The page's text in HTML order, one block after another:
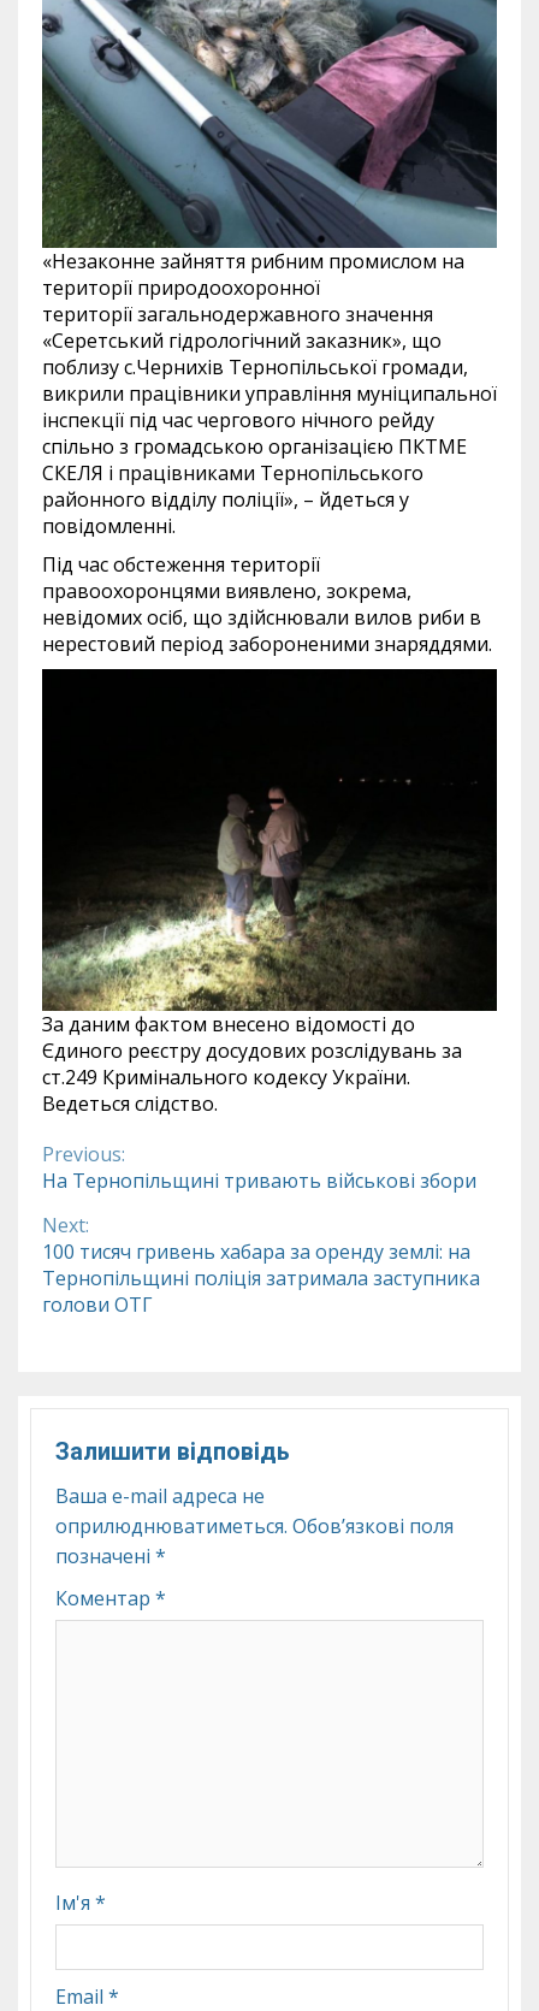
«Незаконне зайняття рибним промислом на
території природоохоронної
території загальнодержавного значення
«Серетський гідрологічний заказник», що
поблизу с.Чернихів Тернопільської громади,
викрили працівники управління муніципальної
інспекції під час чергового нічного рейду
спільно з громадською організацією ПКТМЕ
СКЕЛЯ і працівниками Тернопільського
районного відділу поліції», – йдеться у
повідомленні.
Під час обстеження території
правоохоронцями виявлено, зокрема,
невідомих осіб, що здійснювали вилов риби в
нерестовий період забороненими знаряддями.
За даним фактом внесено відомості до
Єдиного реєстру досудових розслідувань за
ст.249 Кримінального кодексу України.
Ведеться слідство.
Continue
Reading
Previous:
На Тернопільщині тривають військові збори
Next:
100 тисяч гривень хабара за оренду землі: на
Тернопільщині поліція затримала заступника
голови ОТГ
Залишити відповідь
Ваша e-mail адреса не
оприлюднюватиметься. Обов’язкові поля
позначені *
Коментар *
Ім'я *
Email *